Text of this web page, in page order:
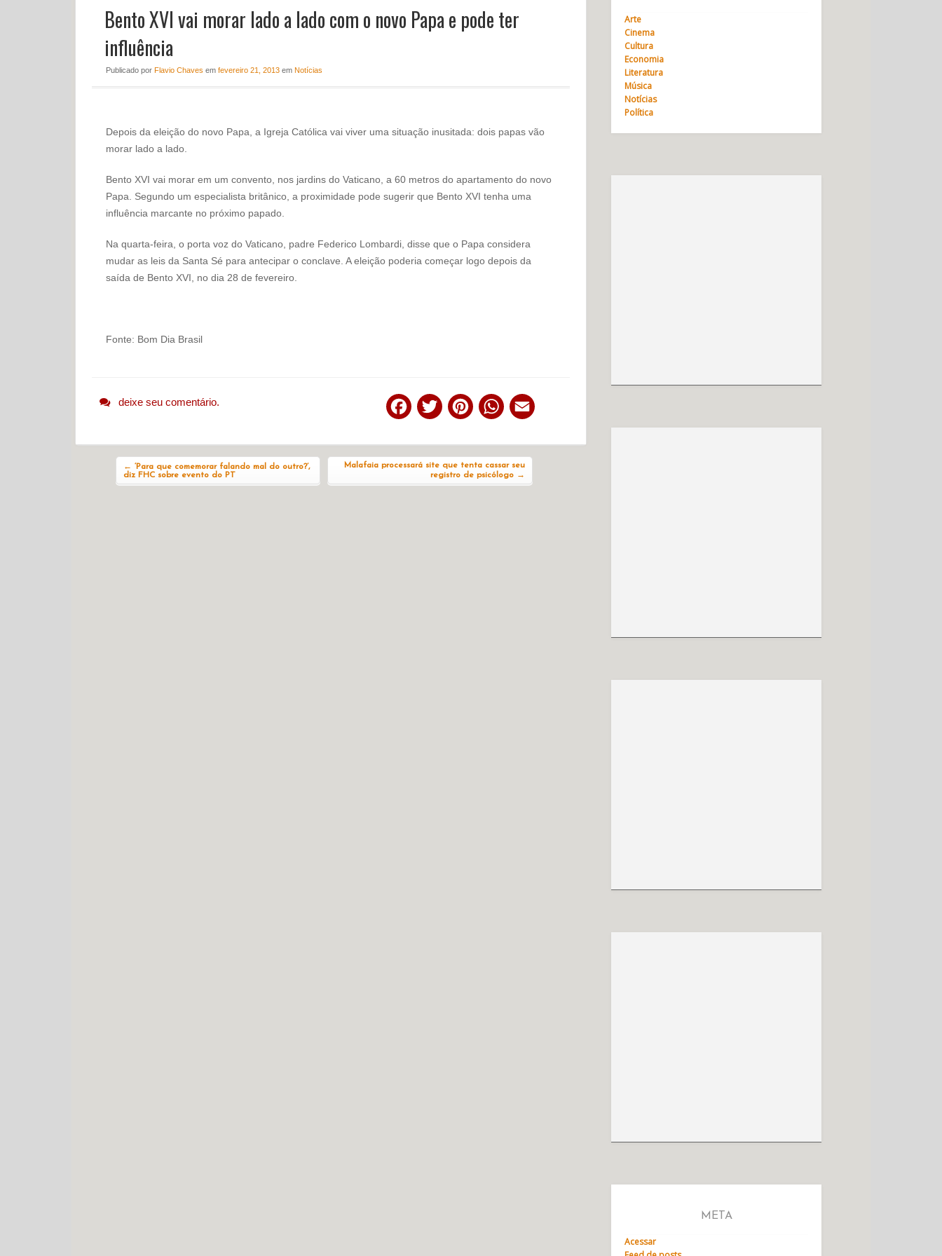
Bento XVI vai morar lado a lado com o novo Papa e pode ter
influência
Publicado por Flavio Chaves em fevereiro 21, 2013em Notícias
Depois da eleição do novo Papa, a Igreja Católica vai viver uma situação inusitada: dois papas vão
morar lado a lado.
Bento XVI vai morar em um convento, nos jardins do Vaticano, a 60 metros do apartamento do novo
Papa. Segundo um especialista britânico, a proximidade pode sugerir que Bento XVI tenha uma
influência marcante no próximo papado.
Na quarta-feira, o porta voz do Vaticano, padre Federico Lombardi, disse que o Papa considera
mudar as leis da Santa Sé para antecipar o conclave. A eleição poderia começar logo depois da
saída de Bento XVI, no dia 28 de fevereiro.
Fonte: Bom Dia Brasil
deixe seu comentário.
Facebook
Twitter PinterestWhatsApp
← ‘Para que comemorar falando mal do outro?’,
diz FHC sobre evento do PT
Malafaia processará site que tenta cassar seu
registro de psicólogo →
Arte
Cinema
Cultura
Economia
Literatura
Música
Notícias
Política
META
Acessar